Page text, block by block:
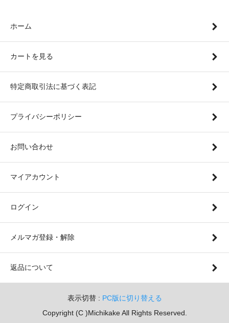
ホーム
カートを見る
特定商取引法に基づく表記
プライバシーポリシー
お問い合わせ
マイアカウント
ログイン
メルマガ登録・解除
返品について
表示切替 : PC版に切り替える
Copyright (C )Michikake All Rights Reserved.